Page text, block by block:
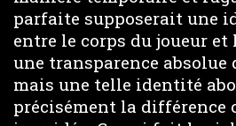
parfaite supposerait une
entre le corps du joueur
une transparence absolue
mais une telle identité
précisément la